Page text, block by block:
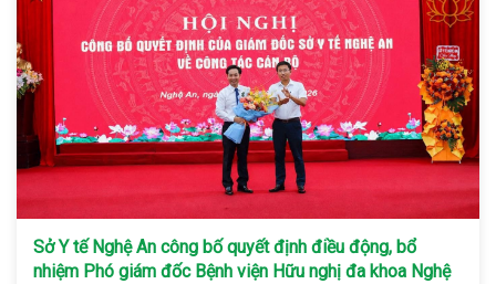
Sở Y tế Nghệ An công bố quyết định điều động, bổ
nhiệm Phó giám đốc Bệnh viện Hữu nghị đa khoa Nghệ